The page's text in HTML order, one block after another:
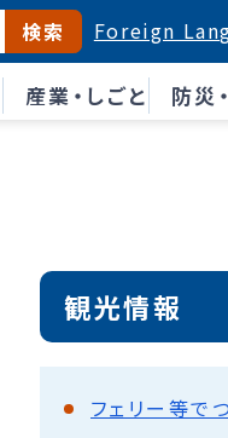
産業・しごと 防災
検索 Foreign
観光情報